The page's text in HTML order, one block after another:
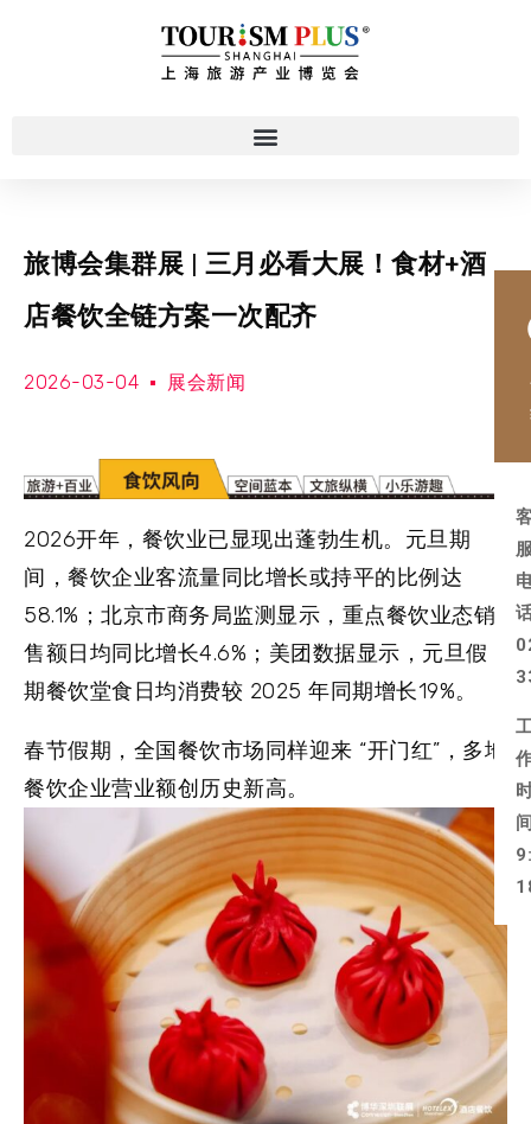
旅博会集群展 | 三月必看大展！食材+酒
店餐饮全链方案一次配齐
2026-03-04 展会新闻
2026开年，餐饮业已显现出蓬勃生机。元旦期
间，餐饮企业客流量同比增长或持平的比例达
58.1%；北京市商务局监测显示，重点餐饮业态销
售额日均同比增长4.6%；美团数据显示，元旦假
期餐饮堂食日均消费较 2025 年同期增长19%。
春节假期，全国餐饮市场同样迎来 “开门红”，多地
餐饮企业营业额创历史新高。